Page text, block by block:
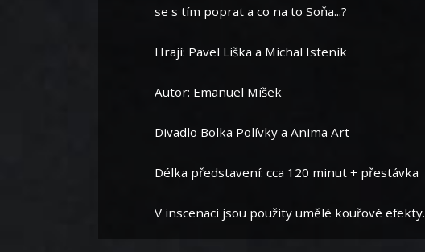
se s tím poprat a co na to Soňa...?
Hrají: Pavel Liška a Michal Isteník
Autor: Emanuel Míšek
Divadlo Bolka Polívky a Anima Art
Délka představení: cca 120 minut + přestávka
V inscenaci jsou použity umělé kouřové efekty.